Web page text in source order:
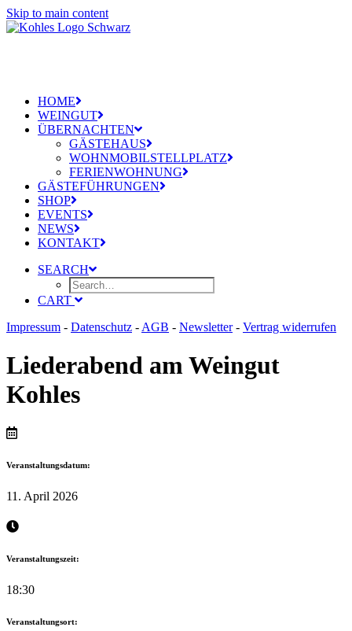
Skip to main content
HOME
WEINGUT
ÜBERNACHTEN
GÄSTEHAUS
WOHNMOBILSTELLPLATZ
FERIENWOHNUNG
GÄSTEFÜHRUNGEN
SHOP
EVENTS
NEWS
KONTAKT
SEARCH
CART
Impressum - Datenschutz - AGB - Newsletter- Vertrag widerrufen
Liederabend am Weingut
Kohles
Veranstaltungsdatum:
11. April 2026
Veranstaltungszeit:
18:30
Veranstaltungsort: